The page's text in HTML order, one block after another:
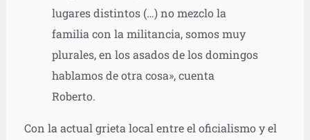
lugares distintos (…) no mezclo la
familia con la militancia, somos muy
plurales, en los asados de los domingos
hablamos de otra cosa», cuenta
Roberto.
Con la actual grieta local entre el oficialismo y el